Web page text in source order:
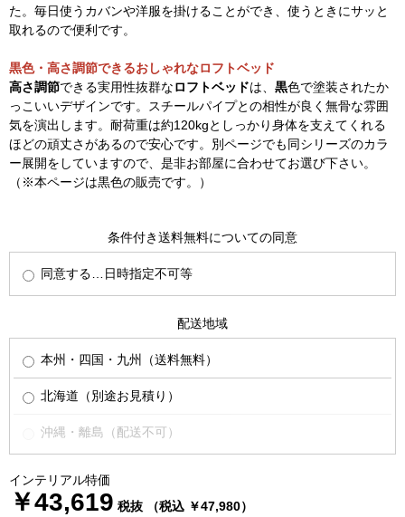
た。毎日使うカバンや洋服を掛けることができ、使うときにサッと
取れるので便利です。
黒色・高さ調節できるおしゃれなロフトベッド
高さ調節できる実用性抜群なロフトベッドは、 黒色で塗装されたか
っこいいデザインです。スチールパイプとの相性が良く無骨な雰囲
気を演出します。耐荷重は約120kgとしっかり身体を支えてくれる
ほどの頑丈さがあるので安心です。別ページでも同シリーズのカラ
ー展開をしていますので、是非お部屋に合わせてお選び下さい。
（※本ページは黒色の販売です。）
条件付き送料無料についての同意
同意する…日時指定不可等
配送地域
本州・四国・九州（送料無料）
北海道（別途お見積り）
沖縄・離島（配送不可）
インテリアル特価
￥43,619 税抜 （税込 ￥47,980）